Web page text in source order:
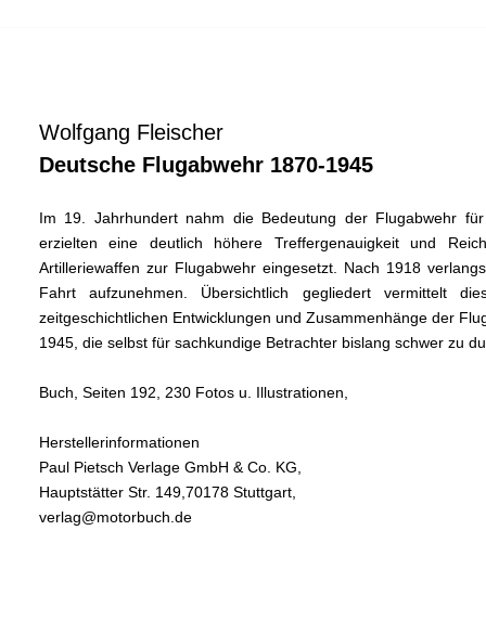
Wolfgang Fleischer
Deutsche Flugabwehr 1870-1945
Im 19. Jahrhundert nahm die Bedeutung der Flugabwehr
erzielten eine deutlich höhere Treffergenauigkeit und
Artilleriewaffen zur Flugabwehr eingesetzt. Nach 1918
Fahrt aufzunehmen. Übersichtlich gegliedert vermittelt
zeitgeschichtlichen Entwicklungen und Zusammenhänge der
1945, die selbst für sachkundige Betrachter bislang schwer zu
Buch, Seiten 192, 230 Fotos u. Illustrationen,
Herstellerinformationen
Paul Pietsch Verlage GmbH & Co. KG,
Hauptstätter Str. 149,70178 Stuttgart,
verlag@motorbuch.de